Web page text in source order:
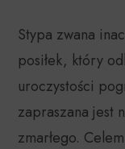
Stypa zwana
posiłek, który
uroczystości
zapraszana jest
zmarłego.